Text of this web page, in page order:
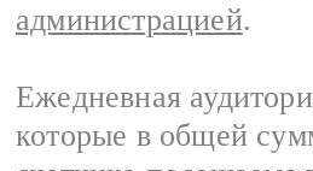
администрацией.
Ежедневная
которые в общей